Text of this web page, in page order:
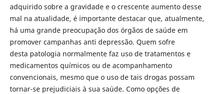
adquirido sobre a gravidade e o crescente aumento desse
mal na atualidade, é importante destacar que, atualmente,
há uma grande preocupação dos órgãos de saúde em
promover campanhas anti depressão. Quem sofre
desta patologia normalmente faz uso de tratamentos e
medicamentos químicos ou de acompanhamento
convencionais, mesmo que o uso de tais drogas possam
tornar-se prejudiciais à sua saúde. Como opções de